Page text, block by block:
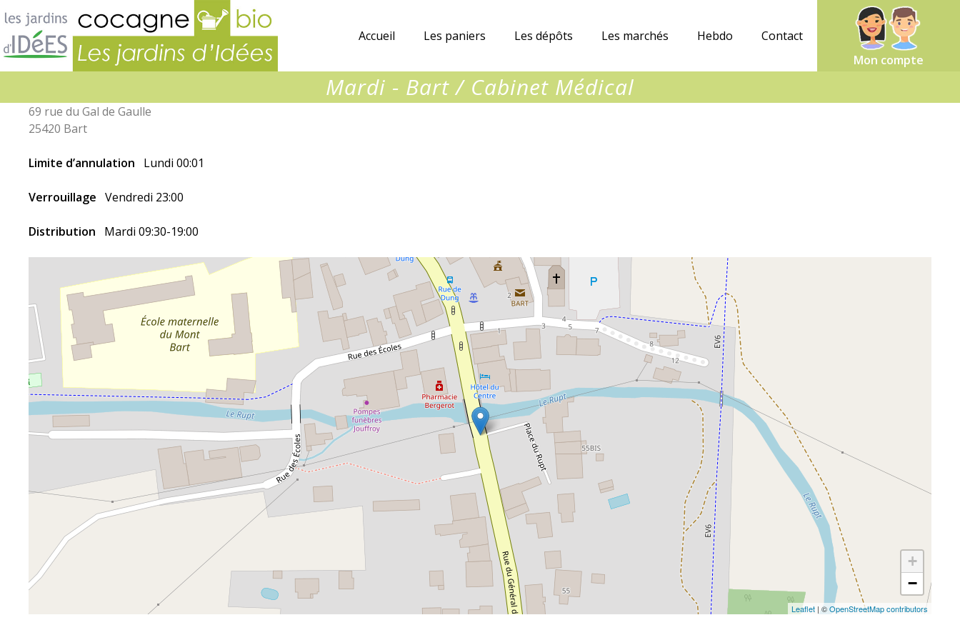
Accueil Les paniers Les dépôts Les marchés Hebdo
Contact
Mon compte
Mardi - Bart / Cabinet Médical
69 rue du Gal de Gaulle
25420 Bart
Limite d’annulation Lundi 00:01
Verrouillage Vendredi 23:00
Distribution Mardi 09:30-19:00
+
−
Leaflet | ©OpenStreetMap contributors